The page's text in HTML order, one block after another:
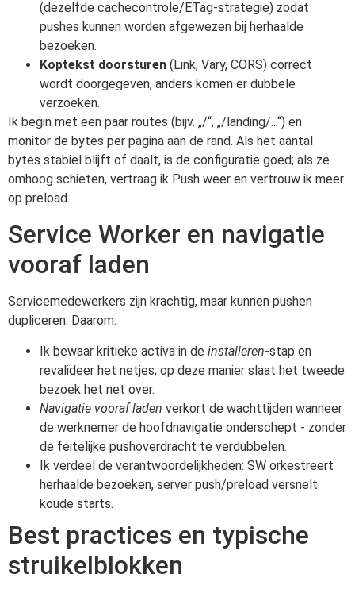
(dezelfde cachecontrole/ETag-strategie) zodat
pushes kunnen worden afgewezen bij herhaalde
bezoeken.
Koptekst doorsturen (Link, Vary, CORS) correct
wordt doorgegeven, anders komen er dubbele
verzoeken.
Ik begin met een paar routes (bijv. „/“, „/landing/...“) en
monitor de bytes per pagina aan de rand. Als het aantal
bytes stabiel blijft of daalt, is de configuratie goed; als ze
omhoog schieten, vertraag ik Push weer en vertrouw ik meer
op preload.
Service Worker en navigatie
vooraf laden
Servicemedewerkers zijn krachtig, maar kunnen pushen
dupliceren. Daarom:
Ik bewaar kritieke activa in de installeren-stap en
revalideer het netjes; op deze manier slaat het tweede
bezoek het net over.
Navigatie vooraf laden verkort de wachttijden wanneer
de werknemer de hoofdnavigatie onderschept - zonder
de feitelijke pushoverdracht te verdubbelen.
Ik verdeel de verantwoordelijkheden: SW orkestreert
herhaalde bezoeken, server push/preload versnelt
koude starts.
Best practices en typische
struikelblokken